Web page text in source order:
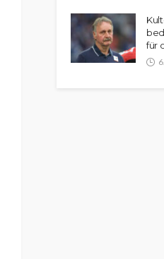
für